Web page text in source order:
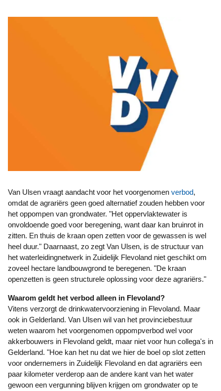
Van Ulsen vraagt aandacht voor het voorgenomen verbod,
omdat de agrariërs geen goed alternatief zouden hebben voor
het oppompen van grondwater. "Het oppervlaktewater is
onvoldoende goed voor beregening, want daar kan bruinrot in
zitten. En thuis de kraan open zetten voor de gewassen is wel
heel duur." Daarnaast, zo zegt Van Ulsen, is de structuur van
het waterleidingnetwerk in Zuidelijk Flevoland niet geschikt om
zoveel hectare landbouwgrond te beregenen. "De kraan
openzetten is geen structurele oplossing voor deze agrariërs."
Waarom geldt het verbod alleen in Flevoland?
Vitens verzorgt de drinkwatervoorziening in Flevoland. Maar
ook in Gelderland. Van Ulsen wil van het provinciebestuur
weten waarom het voorgenomen oppompverbod wel voor
akkerbouwers in Flevoland geldt, maar niet voor hun collega's in
Gelderland. "Hoe kan het nu dat we hier de boel op slot zetten
voor ondernemers in Zuidelijk Flevoland en dat agrariërs een
paar kilometer verderop aan de andere kant van het water
gewoon een vergunning blijven krijgen om grondwater op te